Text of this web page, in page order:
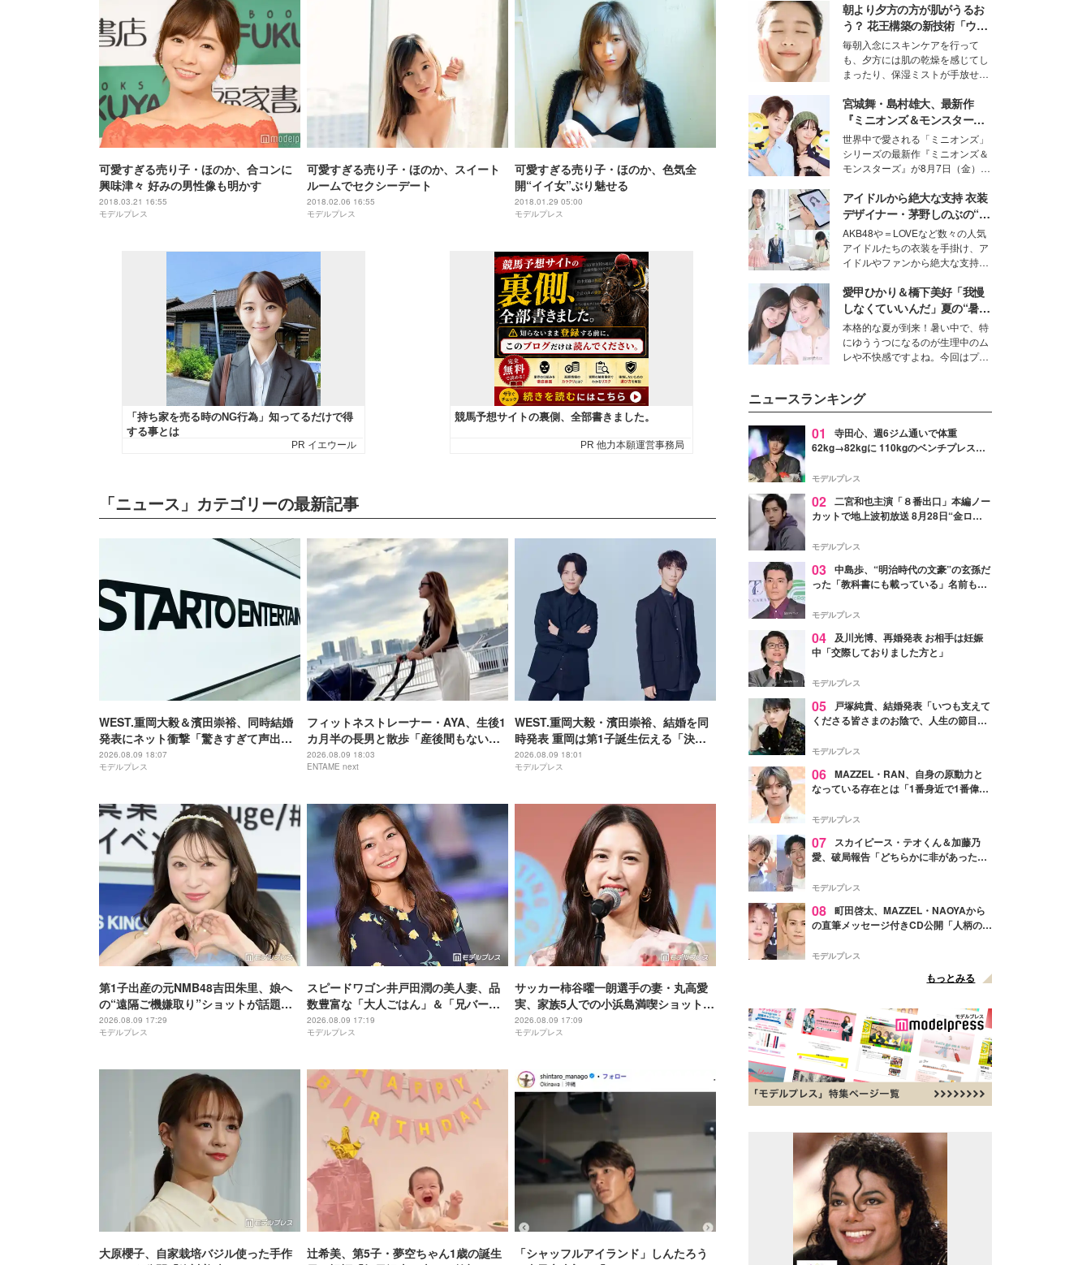
可愛すぎる売り子・ほのか、合コンに
興味津々 好みの男性像も明かす
2018.03.21 16:55
モデルプレス
可愛すぎる売り子・ほのか、スイート
ルームでセクシーデート
2018.02.06 16:55
モデルプレス
可愛すぎる売り子・ほのか、色気全
開“イイ女”ぶり魅せる
2018.01.29 05:00
モデルプレス
「ニュース」カテゴリーの最新記事
WEST.重岡大毅＆濱田崇裕、同時結婚
発表にネット衝撃「驚きすぎて声出
た」「ダブルでおめでたい」グループ7
人中4人が既婚者に
2026.08.09 18:07
モデルプレス
フィットネストレーナー・AYA、生後1
カ月半の長男と散歩「産後間もないと
は思えぬスタイル」
2026.08.09 18:03
ENTAME next
WEST.重岡大毅・濱田崇裕、結婚を同
時発表 重岡は第1子誕生伝える「決し
て当たり前ではない、尊いものでし
た」【全文】
2026.08.09 18:01
モデルプレス
第1子出産の元NMB48吉田朱里、娘へ
の“遠隔ご機嫌取り”ショットが話題
「顔が一生懸命で可愛すぎる」「素敵
なアイデア」と反響
2026.08.09 17:29
モデルプレス
スピードワゴン井戸田潤の美人妻、品
数豊富な「大人ごはん」＆「兄バーグ
ごはん」披露に反響「ズラリと並んで
て豪華」「小さい海苔巻きがかわい
2026.08.09 17:19
モデルプレス
サッカー柿谷曜一朗選手の妻・丸高愛
実、家族5人での小浜島満喫ショット公
開「お揃いのお洋服可愛い」「美男美
女揃い」と反響
2026.08.09 17:09
モデルプレス
大原櫻子、自家栽培バジル使った手作
辻希美、第5子・夢空ちゃん1歳の誕生
「シャッフルアイランド」しんたろう
ションの完成度を高めるベースと
して、“髪そのものの美しさ”に改
めて注目する人が増えている様
子。今回は、そんな憧れの艶やか
な髪を日常で叶える、美容好きの
女性たちのヘアケア事情を紹介し
ます。
朝より夕方の方が肌がうるお
う？ 花王構築の新技術「ウォ
ーターキャプチャリングスキ
ン（捕水肌）」がスキンケア
の常識を変える予感
毎朝入念にスキンケアを行って
も、夕方には肌の乾燥を感じてし
まったり、保湿ミストが手放せな
な美容の常識を大きく変える可能
性を秘めた、革新的な「Water
Capturing Skin（ウォーターキャ
プチャリングスキン：捕水肌）」
技術を、花王が構築した。
宮城舞・島村雄大、最新作
『ミニオンズ＆モンスター
ズ』の魅力熱弁 ハチャメチャ
だけじゃない“友情と絆”に感
動
世界中で愛される「ミニオンズ」
シリーズの最新作『ミニオンズ＆
モンスターズ』が8月7日（金）に
ニオン好き”という共通点を持つモ
デルの宮城舞と島村雄大の特別対
談をお届け！それぞれの視点か
ら、今作ならではの魅力や予想外
の感動をもたらす奥深いストーリ
ーについて熱く語り合ってもらっ
た。
アイドルから絶大な支持 衣装
デザイナー・茅野しのぶの“可
愛い”を作る美学＜「シチズン
クロスシー」インタビュー＞
AKB48や＝LOVEなど数々の人気
アイドルたちの衣装を手掛け、ア
イドルやファンから絶大な支持を
取締役兼クリエイティブディレク
ター・茅野しのぶ。一人ひとりの
個性に寄り添い、魅力を引き出す
衣装作りは、多くの女性たちに勇
気と自信を与え続けている。
愛甲ひかり＆橋下美好「我慢
しなくていいんだ」夏の“暑さ
対策”の新しい選択肢とは？
本格的な夏が到来！暑い中で、特
にゆううつになるのが生理中のム
レや不快感ですよね。今回はプラ
好さんを迎えて本音で女子会トー
ク。猛暑のお出かけを快適に過ご
すヒントや、2人が感動した夏の
生理の新常識にも迫りました。
ニュースランキング
01
寺田心、週6ジム通いで体重
62kg→82kgに 110kgのベンチプレス持
「かっこいい」と反響
モデルプレス
02 二宮和也主演「８番出口」本編ノー
カットで地上波初放送 8月28日“金ロ
モデルプレス
03 中島歩、“明治時代の文豪”の玄孫だ
った「教科書にも載っている」名前も先
モデルプレス
04 及川光博、再婚発表 お相手は妊娠
中「交際しておりました方と」
モデルプレス
05
戸塚純貴、結婚発表「いつも支えて
くださる皆さまのお陰で、人生の節目を
す」【全文】
モデルプレス
06 MAZZEL・RAN、自身の原動力と
なっている存在とは「1番身近で1番偉大
モデルプレス
07
スカイピース・テオくん＆加藤乃
愛、破局報告「どちらかに非があったわ
モデルプレス
08 町田啓太、MAZZEL・NAOYAから
の直筆メッセージ付きCD公開「人柄の良
モデルプレス
もっとみる